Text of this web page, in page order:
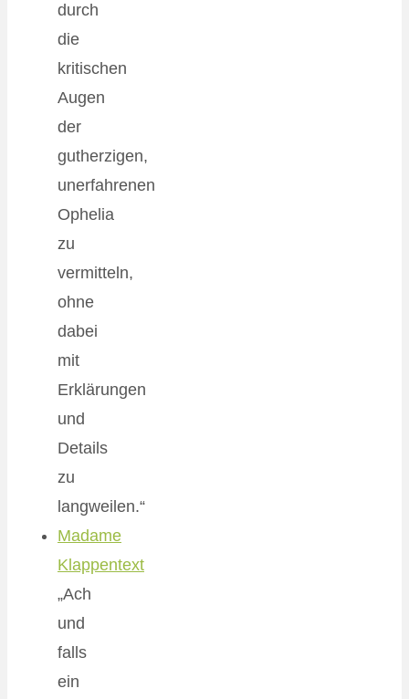
durch
die
kritischen
Augen
der
gutherzigen,
unerfahrenen
Ophelia
zu
vermitteln,
ohne
dabei
mit
Erklärungen
und
Details
zu
langweilen.“
Madame
Klappentext
„Ach
und
falls
ein